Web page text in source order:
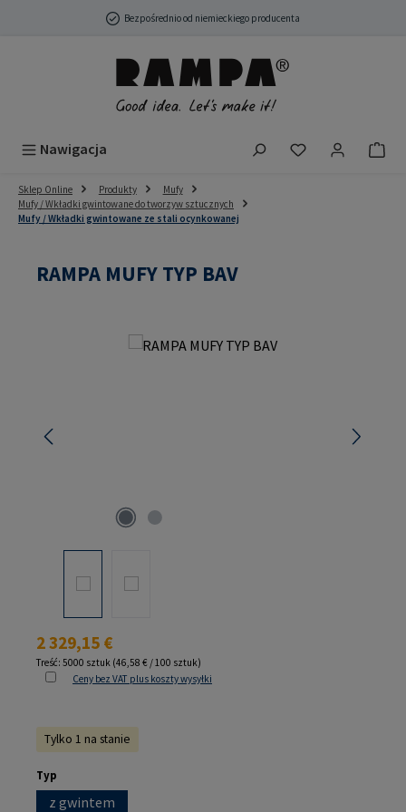
Przejdź do głównej zawartościBezpośrednio od niemieckiego producenta
Nawigacja Masz 0
Sklep Online Produkty
Mufy
Mufy / Wkładki gwintowane do tworzyw sztucznych
Mufy / Wkładki gwintowane ze stali ocynkowanej
RAMPA MUFY TYP BAV
Pomiń galerię zdjęć
Cena regularna:
2 329,15 €
Treść: 5000 sztuk (46,58 € / 100 sztuk)
Ceny bez VAT plus koszty wysyłki
Tylko 1 na stanie
Wybierz
Typ
z gwintem